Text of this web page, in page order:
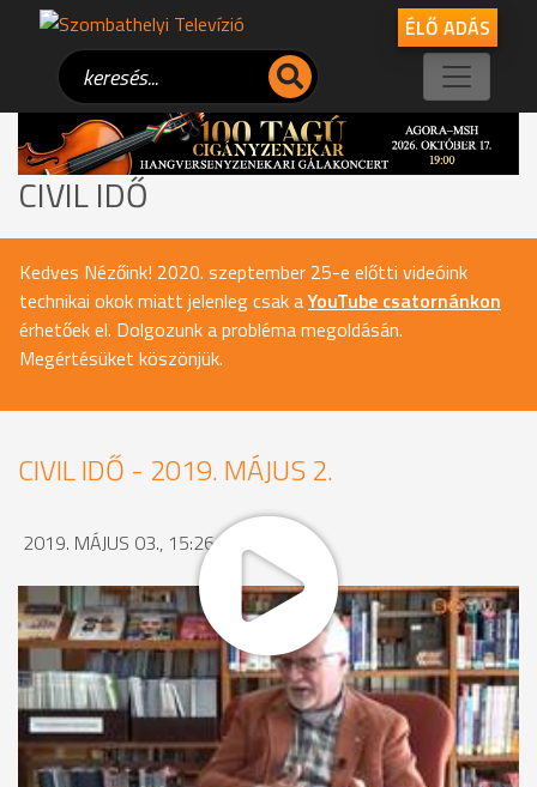
ÉLŐ ADÁS
CIVIL IDŐ
Kedves Nézőink! 2020. szeptember 25-e előtti videóink
technikai okok miatt jelenleg csak aYouTube csatornánkon
érhetőek el. Dolgozunk a probléma megoldásán.
Megértésüket köszönjük.
CIVIL IDŐ - 2019. MÁJUS 2.
2019. MÁJUS 03., 15:26
MEGOSZTÁS